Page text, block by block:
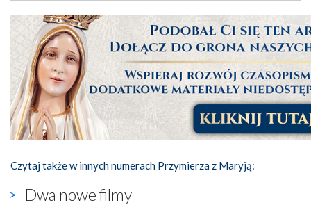
Czytaj także w innych numerach Przymierza z Maryją:
Dwa nowe filmy